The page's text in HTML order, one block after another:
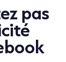
pas